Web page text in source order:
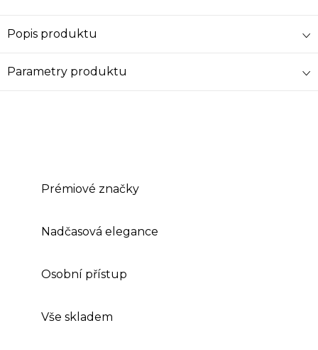
Popis produktu
Parametry produktu
Prémiové značky
Nadčasová elegance
Osobní přístup
Vše skladem